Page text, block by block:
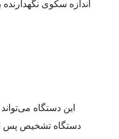
اندازه سکوی
این دستگاه
دستگاه تشخیص پس